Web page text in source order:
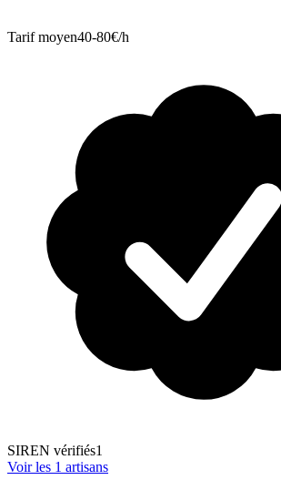
Tarif moyen40-80€/h
SIREN vérifiés1
Voir les 1 artisans